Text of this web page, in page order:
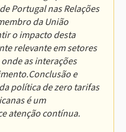
Portugal nas Relações
da União
o impacto desta
relevante em setores
as interações
e
política de zero tarifas
é um
atenção contínua.